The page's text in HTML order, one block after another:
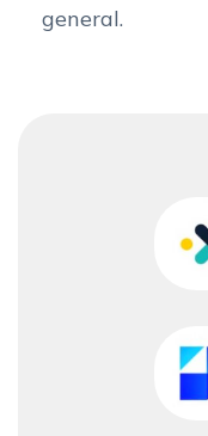
general.